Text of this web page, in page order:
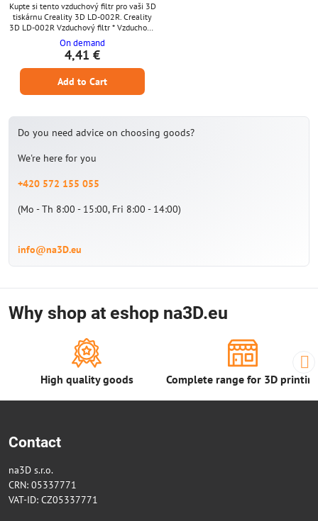
Kupte si tento vzduchový filtr pro vaši 3D
tiskárnu Creality 3D LD-002R. Creality
3D LD-002R Vzduchový filtr * Vzduchový
filtr * Vhodný pro Creality 3D LD-002R
On demand
4,41 €
Add to Cart
Do you need advice on choosing goods?
We're here for you
+420 572 155 055
(Mo - Th 8:00 - 15:00, Fri 8:00 - 14:00)
info@na3D.eu
Why shop at eshop na3D.eu
High quality goods Complete range for 3D
Contact
na3D s.r.o.
CRN: 05337771
VAT-ID: CZ05337771